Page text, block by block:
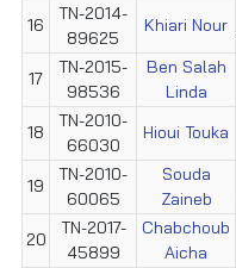
16
TN-2014-
89625
Khiari Nour
17
TN-2015-
98536
Ben Salah
Linda
18
TN-2010-
66030
Hioui Touka
19
TN-2010-
60065
Souda
Zaineb
20
TN-2017-
45899
Chabchoub
Aicha